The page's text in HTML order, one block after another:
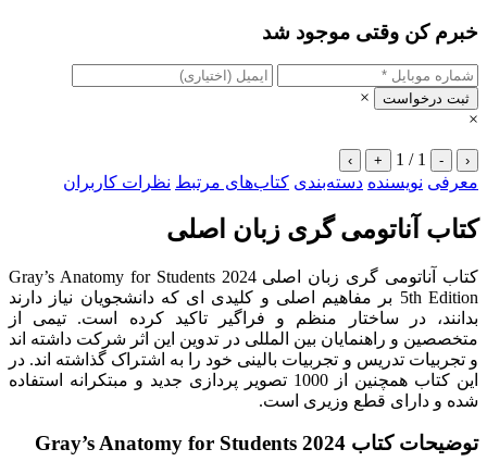
خبرم کن وقتی موجود شد
ثبت درخواست
×
×
‹
-
1 / 1
+
›
معرفی نویسنده دسته‌بندی کتاب‌های مرتبط نظرات کاربران
کتاب آناتومی گری زبان اصلی
کتاب آناتومی گری زبان اصلی 2024 Gray’s Anatomy for Students
5th Edition بر مفاهیم اصلی و کلیدی ای که دانشجویان نیاز دارند
بدانند، در ساختار منظم و فراگیر تاکید کرده است. تیمی از
متخصصین و راهنمایان بین المللی در تدوین این اثر شرکت داشته اند
و تجربیات تدریس و تجربیات بالینی خود را به اشتراک گذاشته اند. در
این کتاب همچنین از 1000 تصویر پردازی جدید و مبتکرانه استفاده
شده و دارای قطع وزیری است.
توضیحات کتاب Gray’s Anatomy for Students 2024